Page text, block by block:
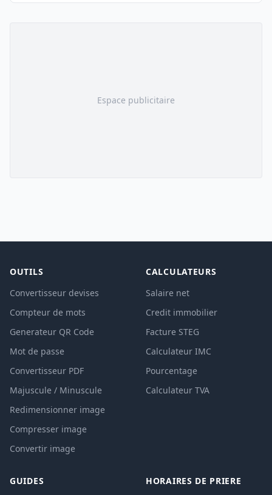
Espace publicitaire
OUTILS
Convertisseur devises
Compteur de mots
Generateur QR Code
Mot de passe
Convertisseur PDF
Majuscule / Minuscule
Redimensionner image
Compresser image
Convertir image
CALCULATEURS
Salaire net
Credit immobilier
Facture STEG
Calculateur IMC
Pourcentage
Calculateur TVA
GUIDES HORAIRES DE PRIERE